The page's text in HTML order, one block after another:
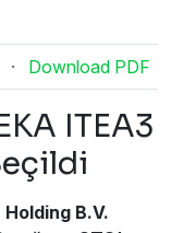
· Download PDF
ITEA3
B.V.